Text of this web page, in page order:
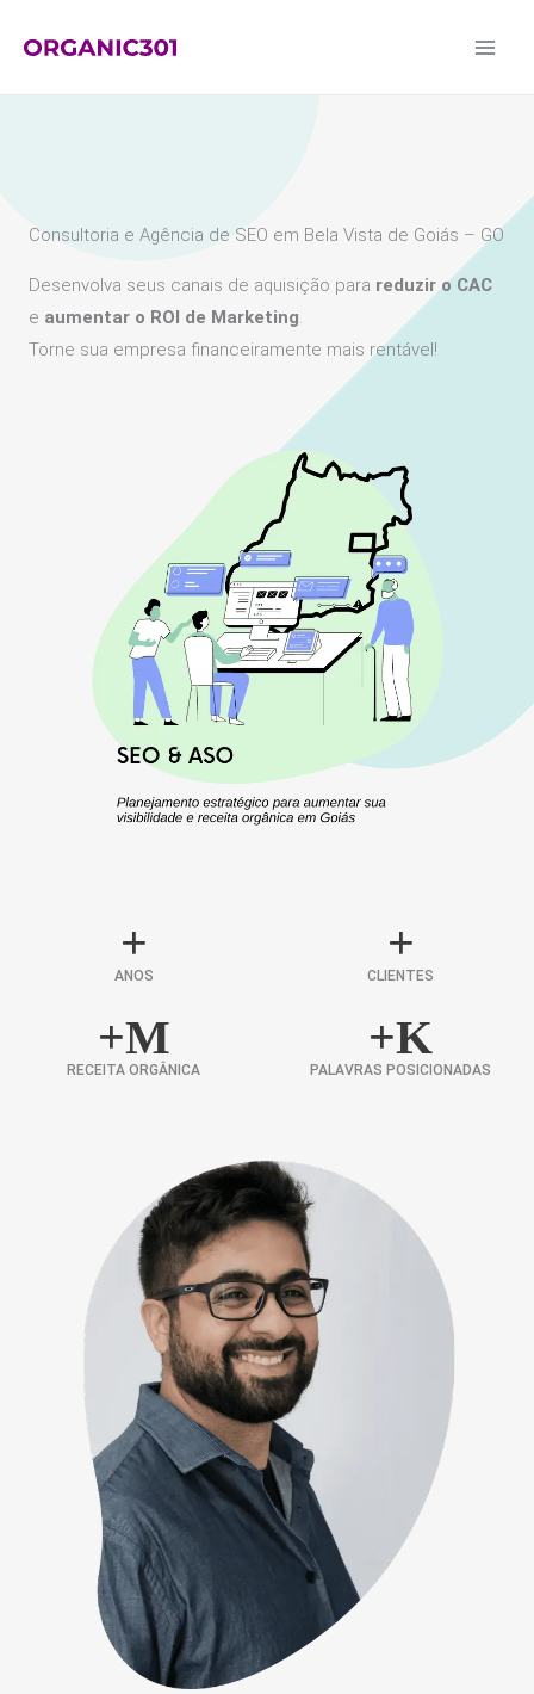
para
Consultoria e Agência de SEO em Bela Vista de Goiás – GO
Desenvolva seus canais de aquisição para reduzir o CAC
e aumentar o ROI de Marketing.
Torne sua empresa financeiramente mais rentável!
+
ANOS
+
CLIENTES
+M
RECEITA ORGÂNICA
+K
PALAVRAS POSICIONADAS